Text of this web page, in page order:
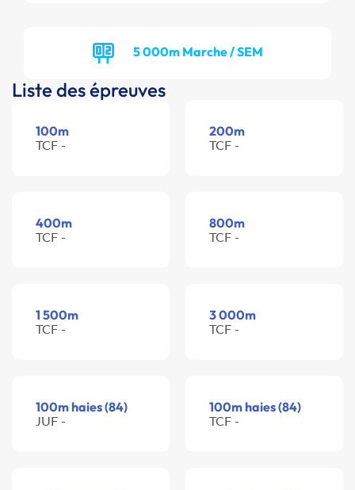
5 000m Marche / SEM
Liste des épreuves
100m
TCF -
200m
TCF -
400m
TCF -
800m
TCF -
1 500m
TCF -
3 000m
TCF -
100m haies (84)
JUF -
100m haies (84)
TCF -